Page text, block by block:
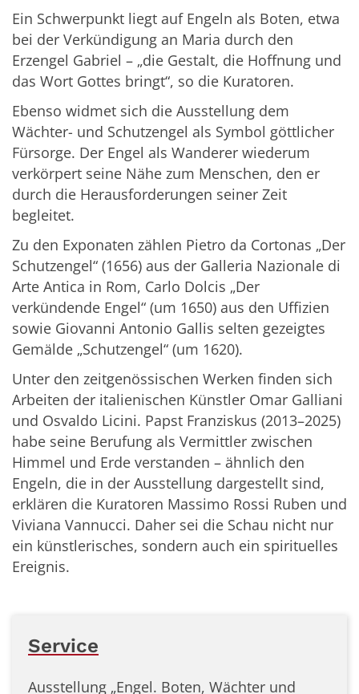
Ein Schwerpunkt liegt auf Engeln als Boten, etwa
bei der Verkündigung an Maria durch den
Erzengel Gabriel – „die Gestalt, die Hoffnung und
das Wort Gottes bringt“, so die Kuratoren.
Ebenso widmet sich die Ausstellung dem
Wächter- und Schutzengel als Symbol göttlicher
Fürsorge. Der Engel als Wanderer wiederum
verkörpert seine Nähe zum Menschen, den er
durch die Herausforderungen seiner Zeit
begleitet.
Zu den Exponaten zählen Pietro da Cortonas „Der
Schutzengel“ (1656) aus der Galleria Nazionale di
Arte Antica in Rom, Carlo Dolcis „Der
verkündende Engel“ (um 1650) aus den Uffizien
sowie Giovanni Antonio Gallis selten gezeigtes
Gemälde „Schutzengel“ (um 1620).
Unter den zeitgenössischen Werken finden sich
Arbeiten der italienischen Künstler Omar Galliani
und Osvaldo Licini. Papst Franziskus (2013–2025)
habe seine Berufung als Vermittler zwischen
Himmel und Erde verstanden – ähnlich den
Engeln, die in der Ausstellung dargestellt sind,
erklären die Kuratoren Massimo Rossi Ruben und
Viviana Vannucci. Daher sei die Schau nicht nur
ein künstlerisches, sondern auch ein spirituelles
Ereignis.
Service
Ausstellung „Engel. Boten, Wächter und